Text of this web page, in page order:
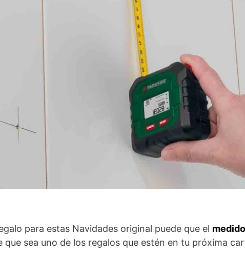
para estas Navidades original puede que el
que sea uno de los regalos que estén en tu próxima